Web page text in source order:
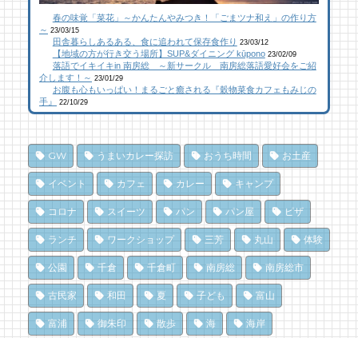
乗馬初心者の私でも、海辺を楽しく散策でき
た！ 乗馬体験レポート
26 views|byなべたゆかり
夏のごほうびにこだわりのかき氷を風菓堂で
26 views|byフジイ ミツコ
【コラボ】ジビエも揃う、鮮度抜群の南房総
おさかなセンター【安房國テレビ】
26 views|byなべたゆかり
南房総こんな素敵な所があった！| かじか橋
24 views|byCAT SEA KURO
ブルーベリー狩りに行ってきた！「コロコロ
農園 庄兵衛」千倉町
19 views| by 原みりか
犬連れで楽しめる房総のカフェ Dining
ブルーベリー狩りに行ってきた！「コロコロ
農園 庄兵衛」千倉町
109 views|by原みりか
南房総こんな素敵な所があった！| かじか橋
101 views|byCAT SEA KURO
【コラボ】ジビエも揃う、鮮度抜群の南房総
おさかなセンター【安房國テレビ】
85 views|byなべたゆかり
夏のごほうびにこだわりのかき氷を風菓堂で
84 views|byフジイ ミツコ
乗馬初心者の私でも、海辺を楽しく散策でき
た！ 乗馬体験レポート
80 views| by なべたゆかり
夏だ、クジラ到来。クジラに会いに和田町に
南房総パン屋めぐり【２】
橋本屋製パン店（館山市）
12,849 views|bychoco-love
南房総こんな素敵な所があった！| かじか橋
12,036 views|byCAT SEA KURO
南房総の海を食らう！天然ところてん専門店
「ところてん小屋 青木」
10,869 views|by原みりか
南房総パン屋めぐり【3】石窯パン工房そろ
そろ（鴨川市）前編パン
10,839 views| by choco-love
南房総パン屋めぐり【１】
クリケット（鴨川市）
10,476 views|bychoco-love
春の味覚「菜花」～かんたんやみつき！「ごまツナ和え」の作り方
～ 23/03/15
田舎暮らしあるある、食に追われて保存食作り 23/03/12
【地域の方が行き交う場所】SUP&ダイニング kūpono 23/02/09
落語でイキイキin 南房総 ～新サークル 南房総落語愛好会をご紹
介します！～ 23/01/29
お腹も心もいっぱい！まるごと癒される『穀物菜食カフェもみじの
手』
22/10/29
GW うまいカレー探訪 おうち時間 お土産
イベント カフェ カレー キャンプ
コロナ スイーツ パン パン屋 ピザ
ランチ ワークショップ 三芳 丸山 体験
公園 千倉 千倉町 南房総 南房総市
古民家 和田 夏 子ども 富山
富浦 御朱印 散歩 海 海岸